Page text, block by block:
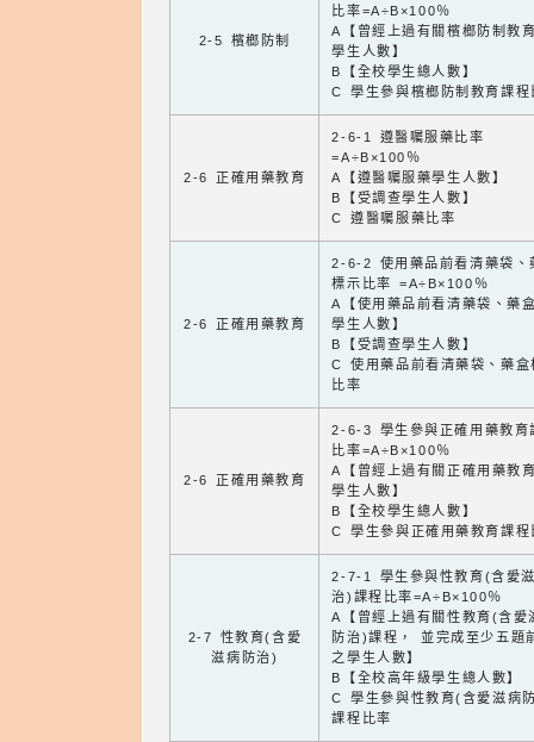
2-5 檳榔防制
比率=A÷B×100％
A【曾經上過有關檳榔防制教
學生人數】
B【全校學生總人數】
C 學生參與檳榔防制教育課程
2-6 正確用藥教育
2-6-1 遵醫囑服藥比率
=A÷B×100％
A【遵醫囑服藥學生人數】
B【受調查學生人數】
C 遵醫囑服藥比率
2-6 正確用藥教育
2-6-2 使用藥品前看清藥袋、
標示比率 =A÷B×100％
A【使用藥品前看清藥袋、藥
學生人數】
B【受調查學生人數】
C 使用藥品前看清藥袋、藥盒
比率
2-6 正確用藥教育
2-6-3 學生參與正確用藥教育
比率=A÷B×100％
A【曾經上過有關正確用藥教
學生人數】
B【全校學生總人數】
C 學生參與正確用藥教育課程
2-7 性教育(含愛
滋病防治)
2-7-1 學生參與性教育(含愛
治)課程比率=A÷B×100％
A【曾經上過有關性教育(含愛
防治)課程， 並完成至少五題
之學生人數】
B【全校高年級學生總人數】
C 學生參與性教育(含愛滋病
課程比率